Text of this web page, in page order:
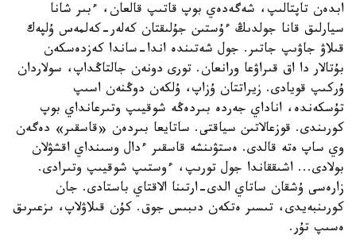
ابدەن تاپتالىپ، شەگەدەي بوپ قاتىپ قالعان، ءبىر شانا
سيارلىق قانا جولدىڭ ءۇستىن جۇلىقتان كەلەر-كەلمەس ۇلپەك
قىلاۋ جاۋىپ جاتىر. جول شەتىندە اندا-ساندا كەزدەسكەن
بۇتالار دا اق قىراۋعا ورانعان. تورى دونەن جالتاڭداپ، سولاردان
ۇركىپ قويادى. زيراتتان ۇزاپ، ۇلكەن دوڭنەن اسىپ
تۇسكەندە، اناداي جەردە بىردەڭە شوقيىپ وتىرعانداي بوپ
كورىندى. قوزعالاتىن سياقتى. ساتايعا بىردەن «قاسقىر» دەگەن
وي ساپ ەتە قالدى. ەستۋىنشە قاسقىر ءدال وسىنداي اقشۋلان
بولادى... اشىققاندا جول تورىپ، ءوستىپ شوقيىپ وتىرادى.
زارەسى ۇشقان ساتاي الدى-ارتىنا الاقتاي باستادى. جان
كورىنبەيدى، تىسىر ەتكەن دىبىس جوق. كۇن قىلاۋلاپ، ىزعىرىق
ەسىپ تۇر.